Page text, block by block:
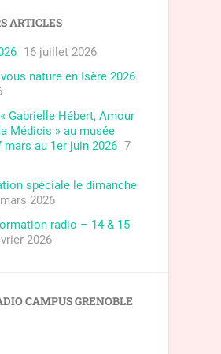
ARTICLES
16 juillet 2026
nature en Isère 2026
Gabrielle Hébert, Amour
Médicis » au musée
mars au 1er juin 2026 7
spéciale le dimanche
2026
radio – 14 & 15
2026
CAMPUS GRENOBLE